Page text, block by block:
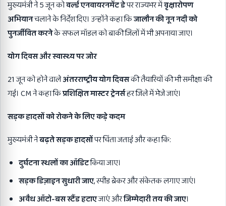
मुख्यमंत्री ने 5 जून कोवर्ल्ड एनवायरनमेंट डेपर राज्यभर मेंवृक्षारोपण
अभियानचलाने के निर्देश दिए। उन्होंने कहा किजालौन की नून नदी को
पुनर्जीवित करनेके सफल मॉडल को बाकी जिलों में भी अपनाया जाए।
योग दिवस और स्वास्थ्य पर जोर
21 जून को होने वालेअंतरराष्ट्रीय योग दिवसकी तैयारियों की भी समीक्षा की
गई। CM ने कहा किप्रशिक्षित मास्टर ट्रेनर्सहर जिले में भेजे जाएं।
सड़क हादसों को रोकने के लिए कड़े कदम
मुख्यमंत्री नेबढ़ते सड़क हादसोंपर चिंता जताई और कहा कि:
दुर्घटना स्थलों का ऑडिटकिया जाए।
सड़क डिज़ाइन सुधारी जाए, स्पीड ब्रेकर और संकेतक लगाए जाएं।
अवैध ऑटो-बस स्टैंड हटाएजाएं औरजिम्मेदारी तय की जाए।